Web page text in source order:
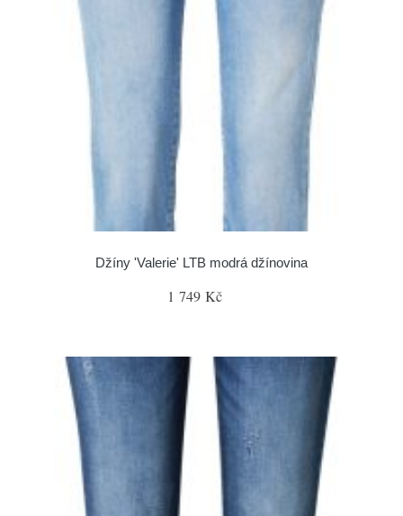
Džíny 'Valerie' LTB modrá džínovina
1 749 Kč